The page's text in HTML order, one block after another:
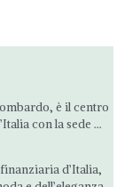
è il centro
con la sede ...
d’Italia,